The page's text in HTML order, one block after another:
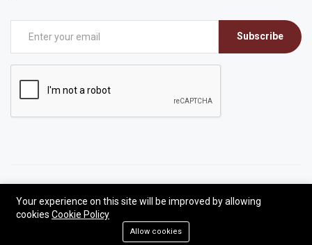
Subscribe
Developed by Antonio Alia | All rights reserved.
Your experience on this site will be improved by allowing
cookies Cookie Policy
Allow cookies